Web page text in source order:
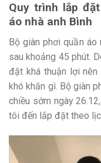
Quy trình lắp
áo nhà anh Bình
Bộ giàn phơi quần
sau khoảng 45 phút.
đặt khá thuận lợi
khó khăn gì. Bộ giàn
chiều sớm ngày
tôi đến lắp đặt theo